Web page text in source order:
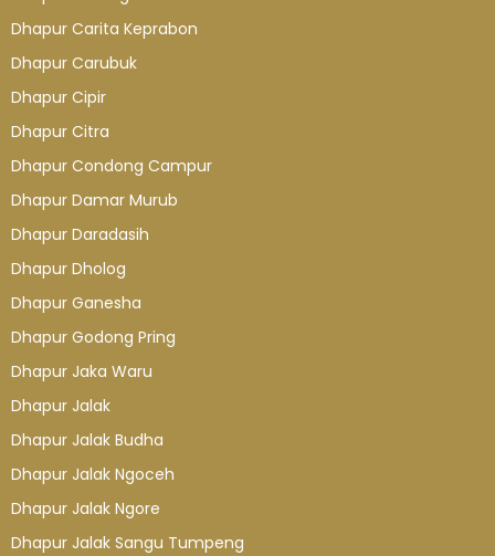
Dhapur Carita Keprabon
Dhapur Carubuk
Dhapur Cipir
Dhapur Citra
Dhapur Condong Campur
Dhapur Damar Murub
Dhapur Daradasih
Dhapur Dholog
Dhapur Ganesha
Dhapur Godong Pring
Dhapur Jaka Waru
Dhapur Jalak
Dhapur Jalak Budha
Dhapur Jalak Ngoceh
Dhapur Jalak Ngore
Dhapur Jalak Sangu Tumpeng